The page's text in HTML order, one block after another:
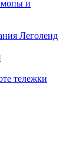
мопы и
Леголенд
тележки